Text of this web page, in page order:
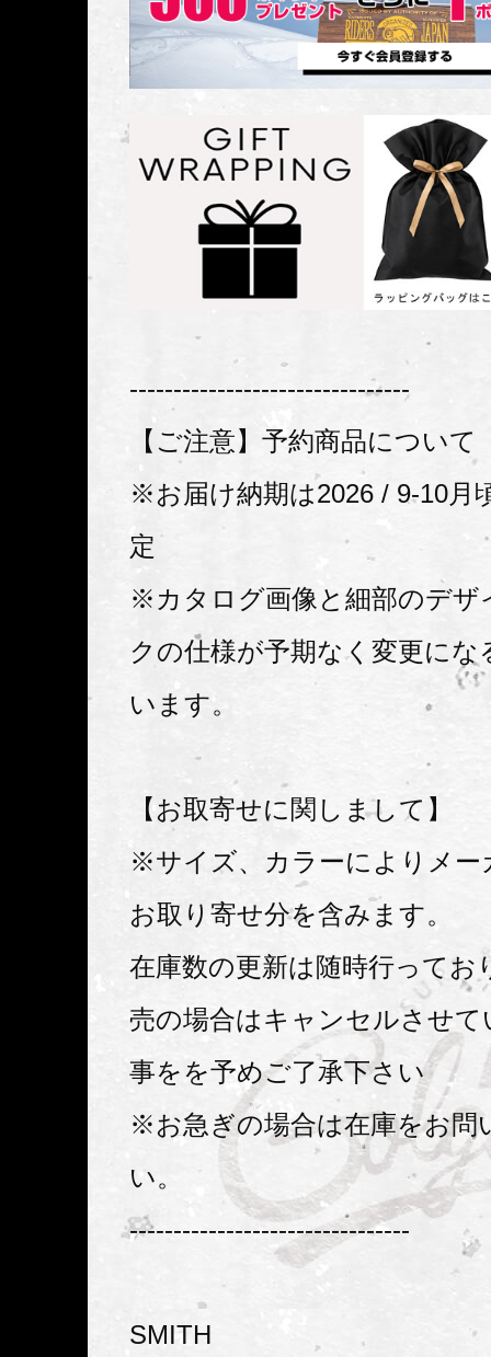
--------------------------------
【ご注意】予約商品について
※お届け納期は2026 / 9-10月
定
※カタログ画像と細部のデザ
クの仕様が予期なく変更にな
います。
【お取寄せに関しまして】
※サイズ、カラーによりメー
お取り寄せ分を含みます。
在庫数の更新は随時行ってお
売の場合はキャンセルさせ
事をを予めご了承下さい
※お急ぎの場合は在庫をお問
い。
--------------------------------
SMITH